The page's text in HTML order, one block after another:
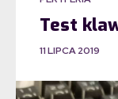
Test
11 LIPCA 2019